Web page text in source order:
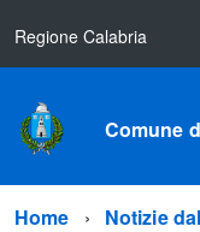
Regione Calabria
Comune
Home Notizie